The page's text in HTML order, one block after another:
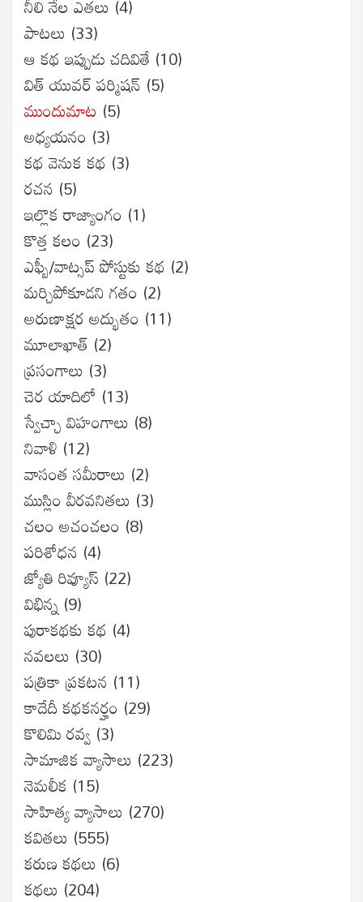
పాటలు (33)
ఆ కథ ఇప్పుడు చదివితే (10)
విత్ యువర్ పర్మిషన్ (5)
ముందుమాట (5)
అధ్యయనం (3)
కథ వెనుక కథ (3)
రచన (5)
ఇల్లొక రాజ్యాంగం (1)
కొత్త కలం (23)
ఎఫ్బీ/వాట్సప్ పోస్టుకు కథ (2)
మర్చిపోకూడని గతం (2)
అరుణాక్షర అద్భుతం (11)
మూలాఖాత్ (2)
ప్రసంగాలు (3)
చెర యాదిలో (13)
స్వేచ్ఛా విహంగాలు (8)
నివాళి (12)
వాసంత సమీరాలు (2)
ముస్లిం వీరవనితలు (3)
చలం అచంచలం (8)
ప‌రిశోధ‌న‌ (4)
జ్యోతి రివ్యూస్ (22)
విభిన్న (9)
పురాకథకు కథ (4)
నవలలు (30)
పత్రికా ప్రకటన (11)
కాదేదీ కథకనర్హం (29)
కొలిమి రవ్వ (3)
సామాజిక వ్యాసాలు (223)
నెమలీక (15)
సాహిత్య వ్యాసాలు (270)
కవితలు (555)
కరుణ కథలు (6)
కథలు (204)